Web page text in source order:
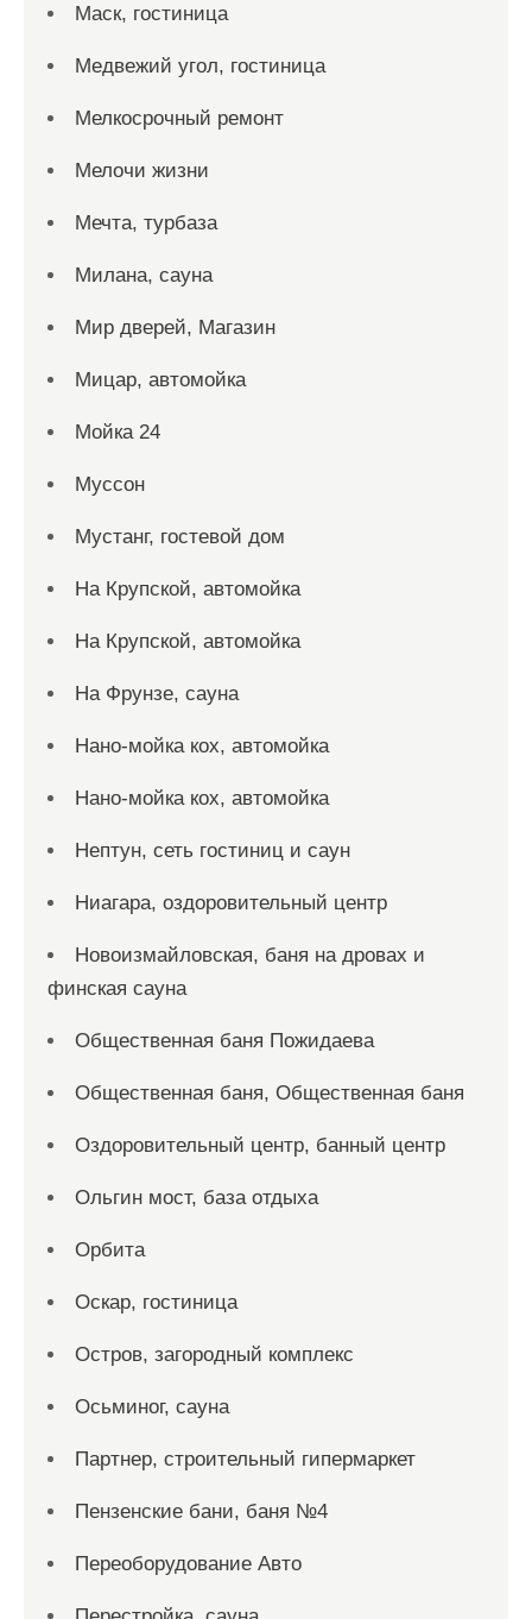
Маск, гостиница
Медвежий угол, гостиница
Мелкосрочный ремонт
Мелочи жизни
Мечта, турбаза
Милана, сауна
Мир дверей, Магазин
Мицар, автомойка
Мойка 24
Муссон
Мустанг, гостевой дом
На Крупской, автомойка
На Крупской, автомойка
На Фрунзе, сауна
Нано-мойка кох, автомойка
Нано-мойка кох, автомойка
Нептун, сеть гостиниц и саун
Ниагара, оздоровительный центр
Новоизмайловская, баня на дровах и
финская сауна
Общественная баня Пожидаева
Общественная баня, Общественная баня
Оздоровительный центр, банный центр
Ольгин мост, база отдыха
Орбита
Оскар, гостиница
Остров, загородный комплекс
Осьминог, сауна
Партнер, строительный гипермаркет
Пензенские бани, баня №4
Переоборудование Авто